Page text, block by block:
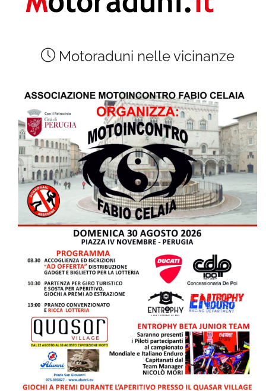
Motoraduni nelle vicinanze